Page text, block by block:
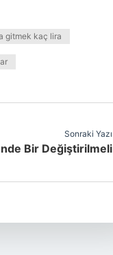
gitmek kaç lira
Sonraki Yazı
Bir Değiştirilmeli